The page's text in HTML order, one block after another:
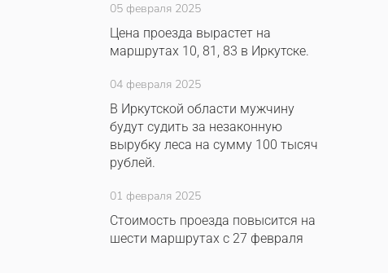
05 февраля 2025
Цена проезда вырастет на
маршрутах 10, 81, 83 в Иркутске.
04 февраля 2025
В Иркутской области мужчину
будут судить за незаконную
вырубку леса на сумму 100 тысяч
рублей.
01 февраля 2025
Стоимость проезда повысится на
шести маршрутах с 27 февраля